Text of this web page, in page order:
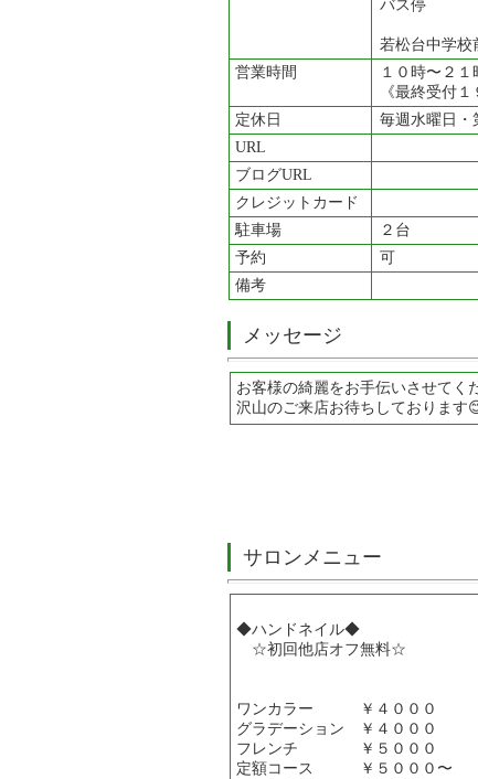
バス停
若松台中学校
営業時間
１０時〜２１
《最終受付１
定休日
毎週水曜日・
URL
ブログURL
クレジットカード
駐車場
２台
予約
可
備考
メッセージ
お客様の綺麗をお手伝いさせてく
沢山のご来店お待ちしております
サロンメニュー
◆ハンドネイル◆
☆初回他店オフ無料☆
ワンカラー ￥４０００
グラデーション ￥４０００
フレンチ ￥５０００
定額コース ￥５０００〜